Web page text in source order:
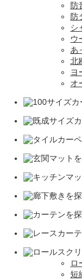
防
防
シ
ウ
あ
北
ヨ
オ
ロ
短